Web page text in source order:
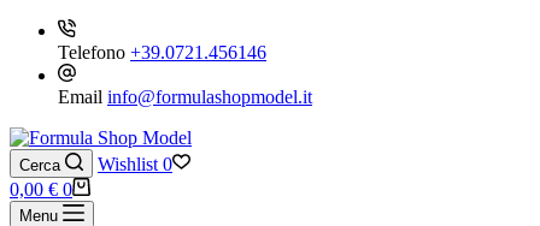
Telefono +39.0721.456146
Email info@formulashopmodel.it
Cerca Wishlist 0
Carrello
0,00 € 0
Menu